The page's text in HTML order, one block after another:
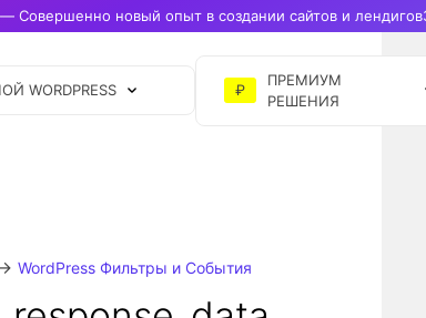
— Совершенно новый опыт в создании сайтов и лендигов
WORDPRESS ₽
ПРЕМИУМ
РЕШЕНИЯ
WordPress Фильтры и События